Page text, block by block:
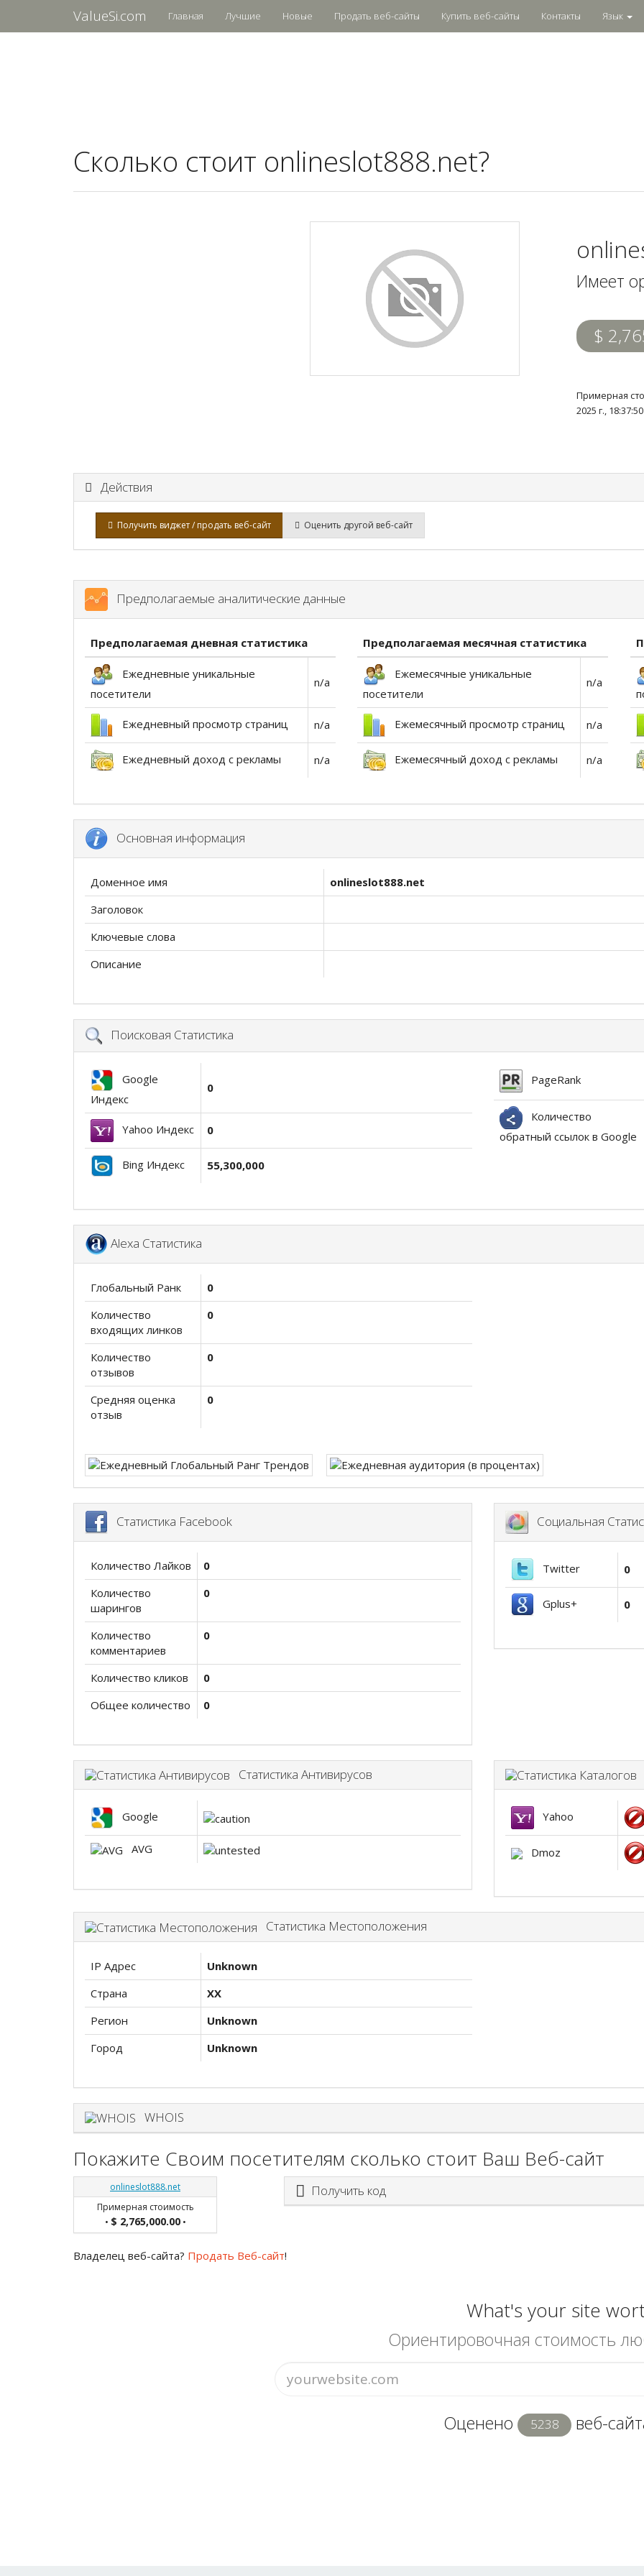
ValueSi.com Главная Лучшие Новые Продать веб-сайты Купить веб-сайты Контакты Язык
Сколько стоит onlineslot888.net?
Имеет
$
Примерная
2025 г.,
Действия
Получить виджет / продать веб-сайт Оценить другой веб-сайт
Предполагаемые аналитические данные
Предполагаемая дневная статистика
Ежедневные уникальные
посетители
n/a
Ежедневный просмотр страниц n/a
Ежедневный доход с рекламы n/a
Предполагаемая месячная статистика
Ежемесячные уникальные
посетители
n/a
Ежемесячный просмотр страниц n/a
Ежемесячный доход с рекламы n/a
Основная информация
Доменное имя
onlineslot888.net
Заголовок
Ключевые слова
Описание
Поисковая Статистика
Google
Индекс
0
Yahoo Индекс 0
Bing Индекс 55,300,000
PageRank
Количество
обратный ссылок в Google
Alexa Статистика
Глобальный Ранк
0
Количество
входящих линков
0
Количество
отзывов
0
Средняя оценка
отзыв
0
Статистика Facebook
Количество Лайков
0
Количество
шарингов
0
Количество
комментариев
0
Количество кликов
0
Общее количество
0
Социальная
Twitter 0
Gplus+ 0
Статистика Антивирусов
Google
AVG
Yahoo
Dmoz
Статистика Местоположения
IP Адрес
Unknown
Страна
XX
Регион
Unknown
Город
Unknown
WHOIS
Покажите Своим посетителям сколько стоит Ваш Веб-сайт
onlineslot888.net
Примерная стоимость
• $ 2,765,000.00•
Получить код
Владелец веб-сайта? Продать Веб-сайт!
What's your site
Ориентировочная стоимость
Оценено 5238 веб-